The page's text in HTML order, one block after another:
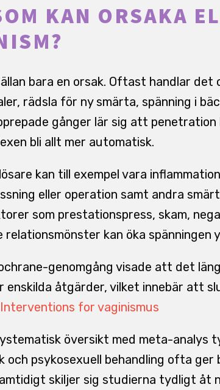
KAN ORSAKA
bara en orsak. Oftast handlar det
rädsla för ny smärta, spänning i
gånger lär sig att
bli allt mer automatisk.
kan till exempel vara
eller operation samt andra
som prestationspress, skam,
relationsmönster kan öka spänningen
genomgång visade att det
enskilda åtgärder, vilket innebär att
for vaginismus
översikt med meta-analys
och psykosexuell behandling ofta
skiljer sig studierna tydligt åt